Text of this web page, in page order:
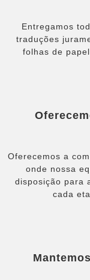
Entregamos
traduções
folhas de
Oferecemos a
onde nossa
disposição para
cada